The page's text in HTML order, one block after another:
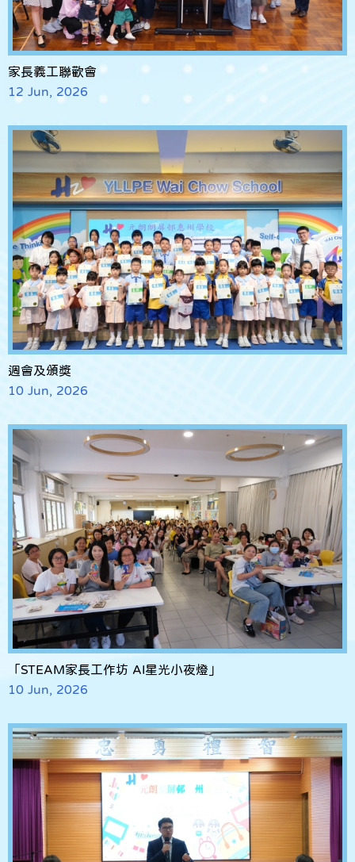
家長義工聯歡會
12 Jun, 2026
週會及頒獎
10 Jun, 2026
「STEAM家長工作坊 AI星光小夜燈」
10 Jun, 2026